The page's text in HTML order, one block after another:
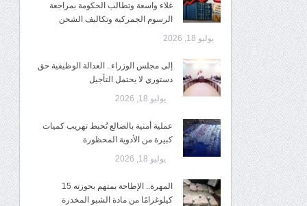
غلاء واسعة وتطالب الحكومة بمراجعة
الرسوم الجمركية وتكاليف الشحن
يوليو 18, 2026
إلى مجلس الوزراء.. العدالة الوظيفية حق
دستوري لا يحتمل التأجيل
يوليو 18, 2026
عملية أمنية بالضالع تُحبط تهريب كميات
كبيرة من الأدوية المحظورة
يوليو 18, 2026
المهرة.. الإطاحة بمتهم بحوزته 15
كيلوغرامًا من مادة الشبو المخدرة